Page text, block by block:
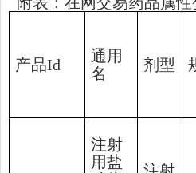
产品Id
通用
名
剂型
注射
用盐